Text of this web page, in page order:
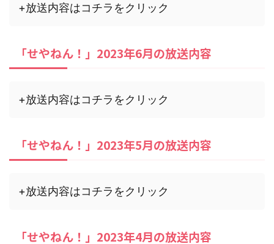
+放送内容はコチラをクリック
「せやねん！」2023年6月の放送内容
+放送内容はコチラをクリック
「せやねん！」2023年5月の放送内容
+放送内容はコチラをクリック
「せやねん！」2023年4月の放送内容